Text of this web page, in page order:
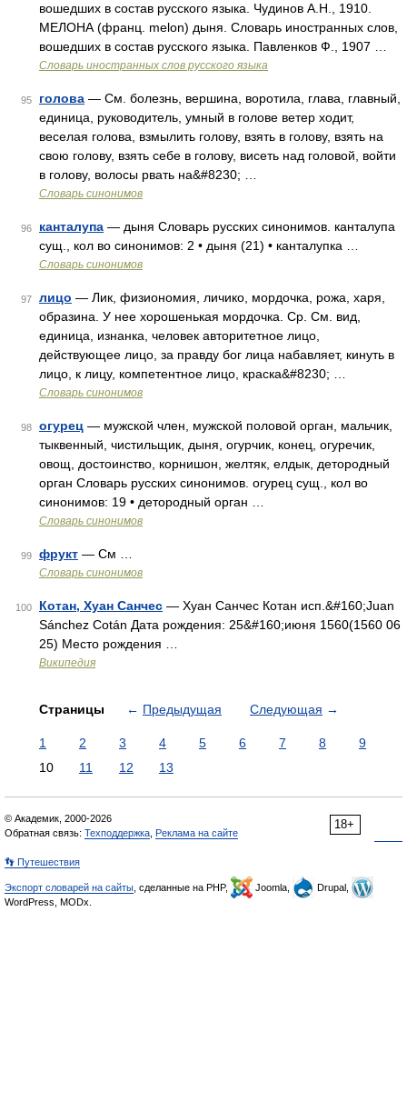
вошедших в состав русского языка. Чудинов А.Н., 1910.
МЕЛОНА (франц. melon) дыня. Словарь иностранных слов,
вошедших в состав русского языка. Павленков Ф., 1907 …
Словарь иностранных слов русского языка
95 голова — См. болезнь, вершина, воротила, глава, главный,
единица, руководитель, умный в голове ветер ходит,
веселая голова, взмылить голову, взять в голову, взять на
свою голову, взять себе в голову, висеть над головой, войти
в голову, волосы рвать на&#8230; …
Словарь синонимов
96 канталупа — дыня Словарь русских синонимов. канталупа
сущ., кол во синонимов: 2 • дыня (21) • канталупка …
Словарь синонимов
97 лицо — Лик, физиономия, личико, мордочка, рожа, харя,
образина. У нее хорошенькая мордочка. Ср. См. вид,
единица, изнанка, человек авторитетное лицо,
действующее лицо, за правду бог лица набавляет, кинуть в
лицо, к лицу, компетентное лицо, краска&#8230; …
Словарь синонимов
98 огурец — мужской член, мужской половой орган, мальчик,
тыквенный, чистильщик, дыня, огурчик, конец, огуречик,
овощ, достоинство, корнишон, желтяк, елдык, детородный
орган Словарь русских синонимов. огурец сущ., кол во
синонимов: 19 • детородный орган …
Словарь синонимов
99 фрукт — См …
Словарь синонимов
100 Котан, Хуан Санчес — Хуан Санчес Котан исп.&#160;Juan
Sánchez Cotán Дата рождения: 25&#160;июня 1560(1560 06
25) Место рождения …
Википедия
Страницы ← Предыдущая Следующая →
1 2 3 4 5 6 7 8
9
10
11 12 13
18+
© Академик, 2000-2026
Обратная связь: Техподдержка Реклама на сайте
👣 Путешествия
Экспорт словарей на сайты , сделанные на PHP, Joomla,
Drupal,
WordPress, MODx.